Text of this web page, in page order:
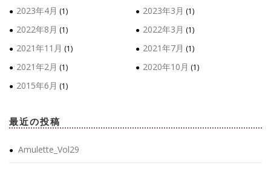
2023年4月 (1) 2023年3月 (1)
2022年8月 (1) 2022年3月 (1)
2021年11月 (1) 2021年7月 (1)
2021年2月 (1) 2020年10月 (1)
2015年6月 (1)
最近の投稿
Amulette_Vol29